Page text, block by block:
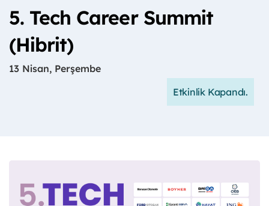
5. Tech Career Summit
(Hibrit)
13 Nisan, Perşembe
Etkinlik Kapandı.